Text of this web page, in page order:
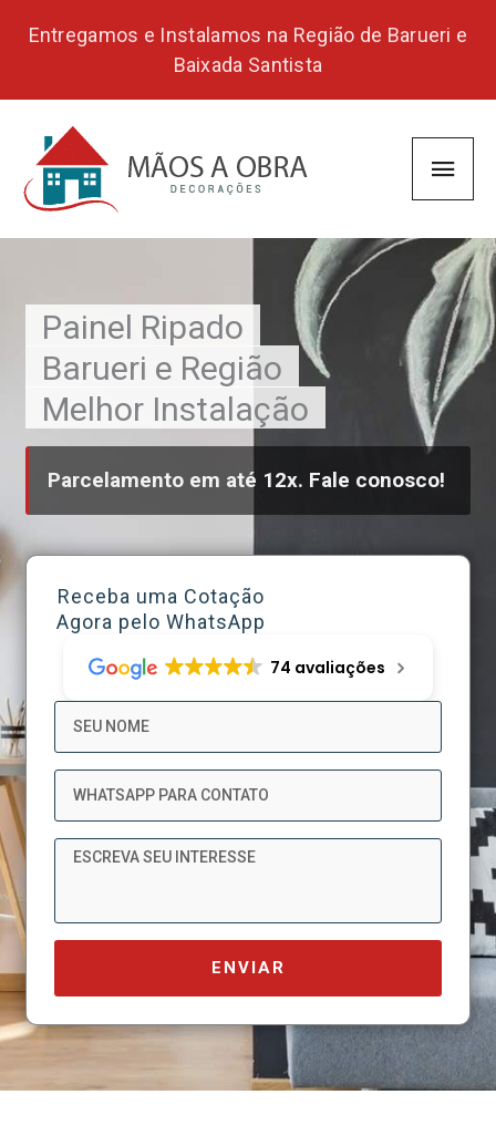
Entregamos e Instalamos na Região de Barueri e
Baixada Santista
Main
Painel Ripado
Barueri e Região
Melhor Instalação
Parcelamento em até 12x. Fale conosco!
Receba uma Cotação
Agora pelo WhatsApp
74 avaliações
Mensagem
ENVIAR